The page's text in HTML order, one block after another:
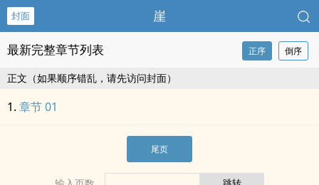
封面 崖
最新完整章节列表 正序 倒序
正文（如果顺序错乱，请先访问封面）
章节 01
尾页